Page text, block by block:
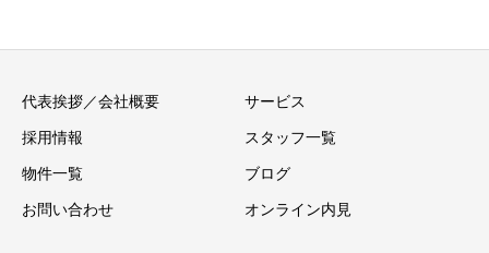
代表挨拶／会社概要
サービス
採用情報
スタッフ一覧
物件一覧
ブログ
お問い合わせ
オンライン内見